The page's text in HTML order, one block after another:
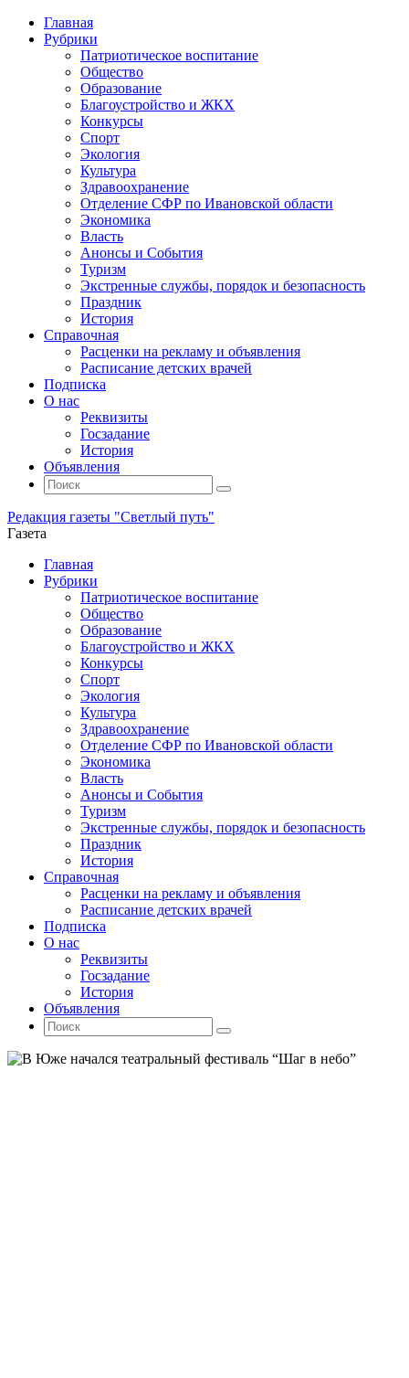
Главная
Рубрики
Патриотическое воспитание
Общество
Образование
Благоустройство и ЖКХ
Конкурсы
Спорт
Экология
Культура
Здравоохранение
Отделение СФР по Ивановской области
Экономика
Власть
Анонсы и События
Туризм
Экстренные службы, порядок и безопасность
Праздник
История
Справочная
Расценки на рекламу и объявления
Расписание детских врачей
Подписка
О нас
Реквизиты
Госзадание
История
Объявления
Поиск
Искать:
Поиск
Редакция газеты "Светлый путь"
Газета
Промотать
содержимому
Главная
Рубрики
Патриотическое воспитание
Общество
Образование
Благоустройство и ЖКХ
Конкурсы
Спорт
Экология
Культура
Здравоохранение
Отделение СФР по Ивановской области
Экономика
Власть
Анонсы и События
Туризм
Экстренные службы, порядок и безопасность
Праздник
История
Справочная
Расценки на рекламу и объявления
Расписание детских врачей
Подписка
О нас
Реквизиты
Госзадание
История
Объявления
Поиск
Искать:
Поиск